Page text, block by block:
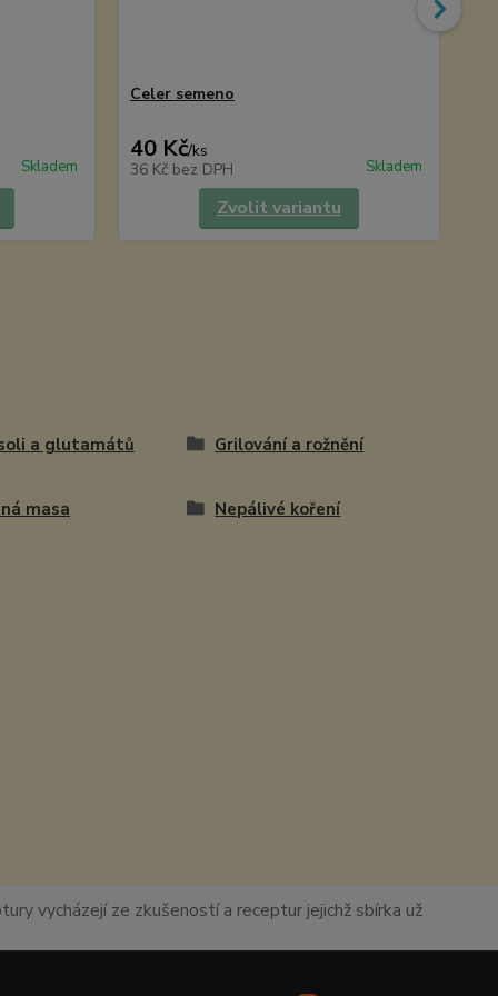
Skladem
Celer semeno
40 Kč/ks
36 Kč bez DPH Skladem
Zvolit variantu
a glutamátů Grilování a rožnění
masa Nepálivé koření
vycházejí ze zkušeností a receptur jejichž sbírka už